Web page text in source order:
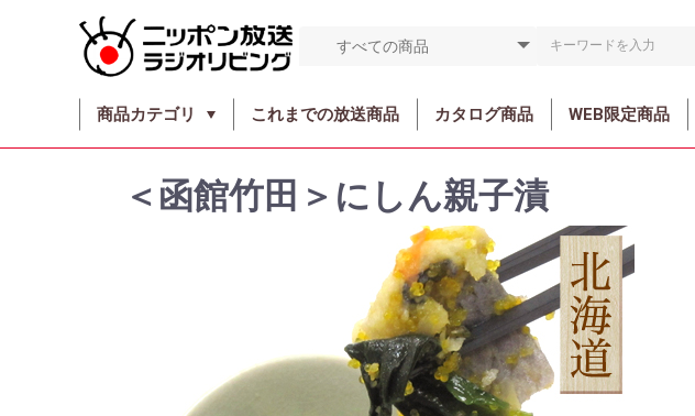
商品カテゴリ これまでの放送商品 カタログ商品 WEB限定商品
＜函館竹田＞にしん親子漬